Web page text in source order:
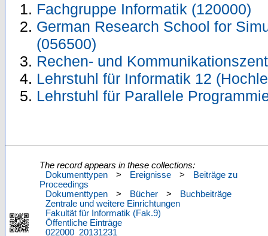
Fachgruppe Informatik (120000)
German Research School for
(056500)
Rechen- und
Lehrstuhl für Informatik 12
Lehrstuhl für Parallele
The record appears in these collections:
Dokumenttypen
> Ereignisse >
Beiträge zu
Proceedings
Dokumenttypen
> Bücher >
Buchbeiträge
Zentrale und weitere Einrichtungen
Fakultät für Informatik (Fak.9)
Öffentliche Einträge
022000_20131231